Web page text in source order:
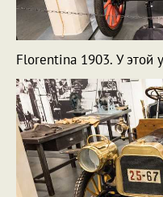
Florentina 1903. У этой